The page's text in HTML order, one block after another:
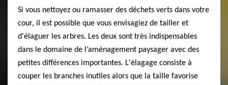
Si vous nettoyez ou ramasser des déchets verts dans votre
cour, il est possible que vous envisagiez de tailler et
d'élaguer les arbres. Les deux sont très indispensables
dans le domaine de l’aménagement paysager avec des
petites différences importantes. L'élagage consiste à
couper les branches inutiles alors que la taille favorise